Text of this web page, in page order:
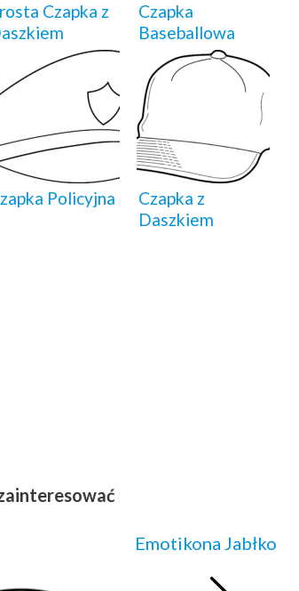
Czapka z
Czapka
Baseballowa
Policyjna
Czapka z
Daszkiem
Emotikona Jabłko